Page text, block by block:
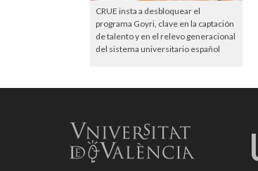
CRUE insta a desbloquear el
programa Goyri, clave en la captación
de talento y en el relevo generacional
del sistema universitario español